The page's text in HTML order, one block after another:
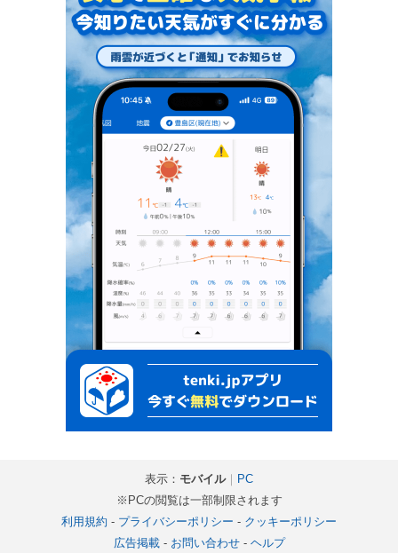
表示： モバイル｜ PC
※PCの閲覧は一部制限されます
利用規約 - プライバシーポリシー - クッキーポリシー
広告掲載- お問い合わせ- ヘルプ